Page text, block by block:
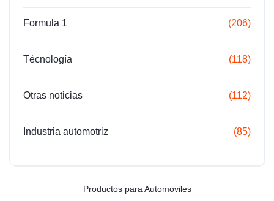
Formula 1 (206)
Técnología (118)
Otras noticias (112)
Industria automotriz (85)
Productos para Automoviles